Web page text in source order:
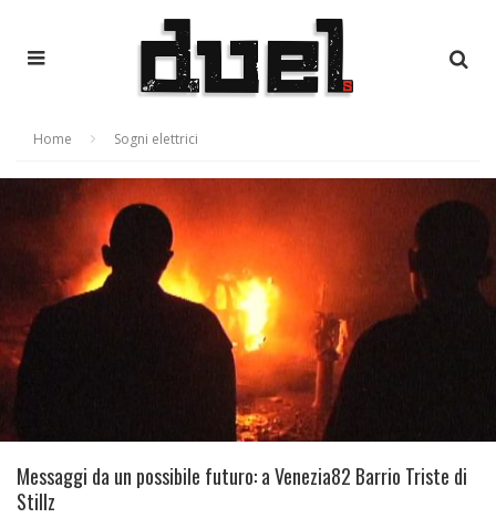
Home Sogni elettrici
Messaggi da un possibile futuro: a Venezia82 Barrio Triste di
Stillz